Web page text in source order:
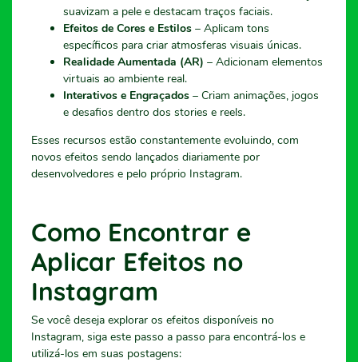
suavizam a pele e destacam traços faciais.
Efeitos de Cores e Estilos – Aplicam tons
específicos para criar atmosferas visuais únicas.
Realidade Aumentada (AR) – Adicionam elementos
virtuais ao ambiente real.
Interativos e Engraçados – Criam animações, jogos
e desafios dentro dos stories e reels.
Esses recursos estão constantemente evoluindo, com
novos efeitos sendo lançados diariamente por
desenvolvedores e pelo próprio Instagram.
Como Encontrar e
Aplicar Efeitos no
Instagram
Se você deseja explorar os efeitos disponíveis no
Instagram, siga este passo a passo para encontrá-los e
utilizá-los em suas postagens: